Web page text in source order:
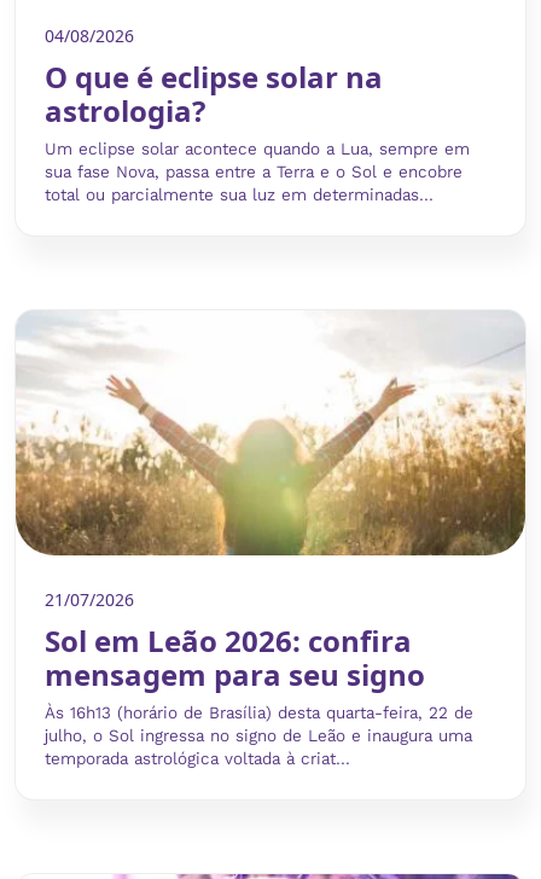
04/08/2026
O que é eclipse solar na
astrologia?
Um eclipse solar acontece quando a Lua, sempre em
sua fase Nova, passa entre a Terra e o Sol e encobre
total ou parcialmente sua luz em determinadas...
21/07/2026
Sol em Leão 2026: confira
mensagem para seu signo
Às 16h13 (horário de Brasília) desta quarta-feira, 22 de
julho, o Sol ingressa no signo de Leão e inaugura uma
temporada astrológica voltada à criat...